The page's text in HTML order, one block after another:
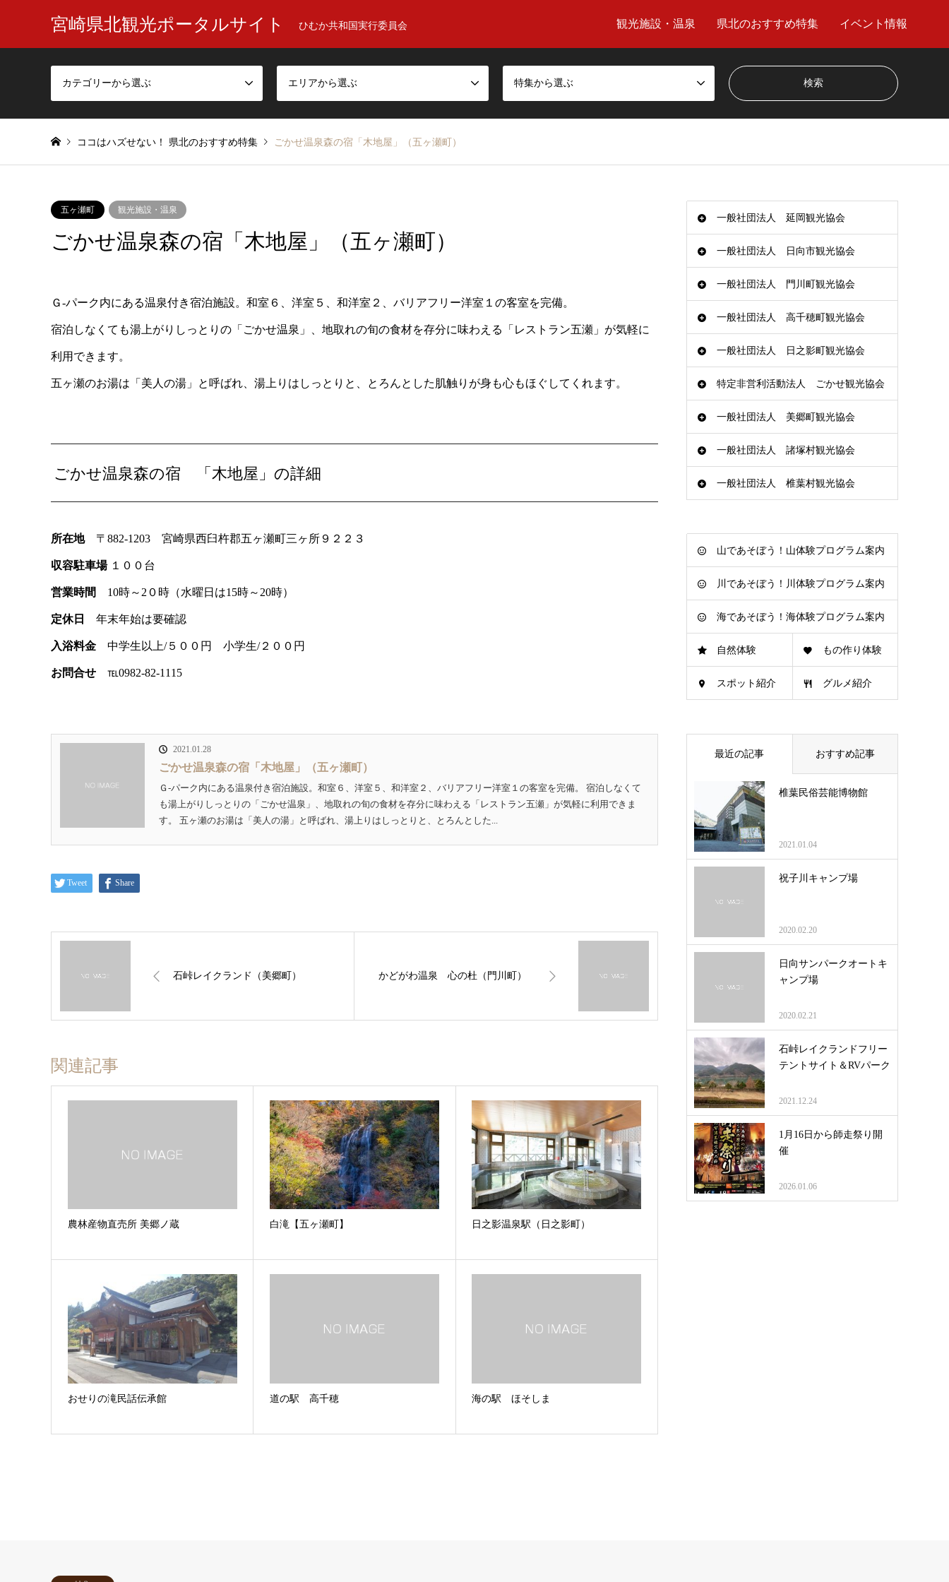
宮崎県北観光ポータルサイト ひむか共和国実行委員会 観光施設・温泉 県北のおすすめ特集 イベント情報
カテゴリーから選ぶ エリアから選ぶ 特集から選ぶ
ココはハズせない！ 県北のおすすめ特集 ごかせ温泉森の宿「木地屋」（五ヶ瀬町）
五ヶ瀬町 観光施設・温泉
ごかせ温泉森の宿「木地屋」（五ヶ瀬町）
Ｇ‐パーク内にある温泉付き宿泊施設。和室６、洋室５、和洋室２、バリアフリー洋室１の客室を完備。
宿泊しなくても湯上がりしっとりの「ごかせ温泉」、地取れの旬の食材を存分に味わえる「レストラン五瀬」が気軽に
利用できます。
五ヶ瀬のお湯は「美人の湯」と呼ばれ、湯上りはしっとりと、とろんとした肌触りが身も心もほぐしてくれます。
ごかせ温泉森の宿 「木地屋」の詳細
所在地 〒882-1203 宮崎県西臼杵郡五ヶ瀬町三ヶ所９２２３
収容駐車場１００台
営業時間 10時～2０時（水曜日は15時～20時）
定休日 年末年始は要確認
入浴料金 中学生以上/５００円 小学生/２００円
お問合せ ℡0982-82-1115
2021.01.28
ごかせ温泉森の宿「木地屋」（五ヶ瀬町）
Ｇ‐パーク内にある温泉付き宿泊施設。和室６、洋室５、和洋室２、バリアフリー洋室１の客室を完備。 宿泊しなくて
も湯上がりしっとりの「ごかせ温泉」、地取れの旬の食材を存分に味わえる「レストラン五瀬」が気軽に利用できま
す。 五ヶ瀬のお湯は「美人の湯」と呼ばれ、湯上りはしっとりと、とろんとした...
Tweet Share
石峠レイクランド（美郷町） かどがわ温泉 心の杜（門川町）
関連記事
農林産物直売所 美郷ノ蔵 白滝【五ヶ瀬町】 日之影温泉駅（日之影町）
おせりの滝民話伝承館 道の駅 高千穂 海の駅 ほそしま
一般社団法人 延岡観光協会
一般社団法人 日向市観光協会
一般社団法人 門川町観光協会
一般社団法人 高千穂町観光協会
一般社団法人 日之影町観光協会
特定非営利活動法人 ごかせ観光協会
一般社団法人 美郷町観光協会
一般社団法人 諸塚村観光協会
一般社団法人 椎葉村観光協会
山であそぼう！山体験プログラム案内
川であそぼう！川体験プログラム案内
海であそぼう！海体験プログラム案内
自然体験 もの作り体験
スポット紹介 グルメ紹介
最近の記事 おすすめ記事
椎葉民俗芸能博物館
2021.01.04
祝子川キャンプ場
2020.02.20
日向サンパークオートキ
ャンプ場
2020.02.21
石峠レイクランドフリー
テントサイト＆RVパーク
2021.12.24
1月16日から師走祭り開
催
2026.01.06